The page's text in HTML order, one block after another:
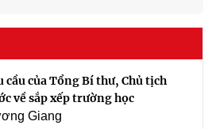
cầu của Tổng Bí thư, Chủ tịch
về sắp xếp trường học
Giang